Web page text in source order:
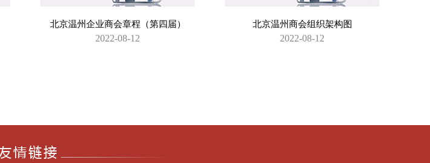
北京温州企业商会章程（第四届）
2022-08-12
北京温州商会组织架构图
2022-08-12